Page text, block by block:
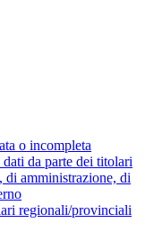
o incompleta
da parte dei titolari
amministrazione, di
regionali/provinciali